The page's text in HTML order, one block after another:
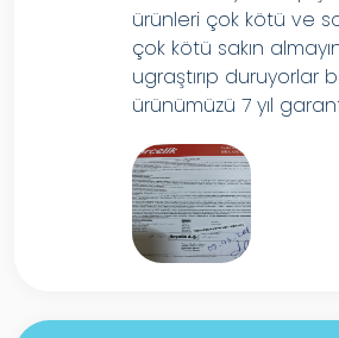
ürünleri çok kötü ve
çok kötü sakın
ugraştırıp duruyorlar
ürünümüzü 7 yıl